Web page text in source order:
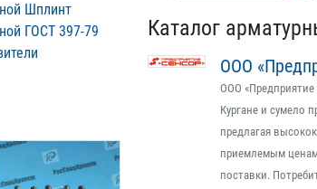
Шплинт
ГОСТ 397-79
Каталог
ООО
ООО «Предприятие
Кургане и сумело
предлагая
приемлемым
поставки.